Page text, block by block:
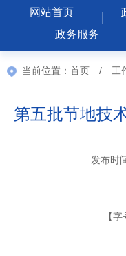
网站首页
政务服务
当前位置： 首页 / 工
第五批节地技
发布时
【字